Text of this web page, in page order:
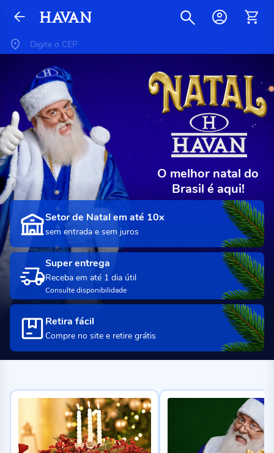
O melhor natal do
Brasil é aqui!
Setor de Natal em até 10x
sem entrada e sem juros
Super entrega
Receba em até 1 dia útil
Consulte disponibilidade
Retira fácil
Compre no site e retire grátis